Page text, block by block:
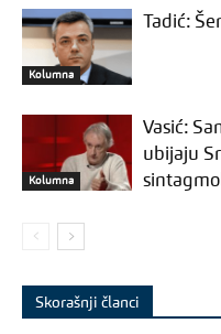
Kolumna
Tadić:
Kolumna
Vasić:
ubijaju
Skorašnji članci